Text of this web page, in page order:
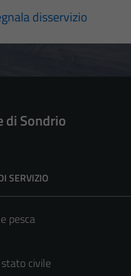
disservizio
di Sondrio
SERVIZIO
pesca
civile